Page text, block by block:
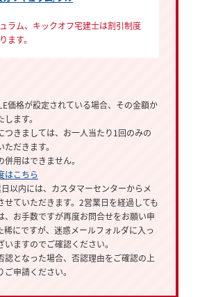
ラム、キックオフ宅建士は割引制度
ます。
価格が設定されている場合、その金額か
ます。
つきましては、お一人当たり1回のみの
だきます。
併用はできません。
はこちら
以内には、カスタマーセンターからメ
せていただきます。2営業日を経過しても
、お手数ですが再度お問合せをお願い申
稀にですが、迷惑メールフォルダに入っ
ますのでご確認ください。
認となった場合、否認理由をご確認の上
申請ください。